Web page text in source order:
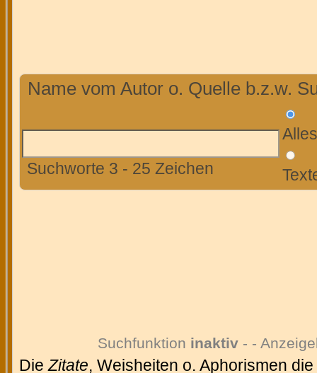
Name vom Autor o. Quelle b.z.w.
Suchworte 3 - 25 Zeichen
Alles
Suchfunktion inaktiv - -
DieZitate, Weisheiten o. Aphorismen